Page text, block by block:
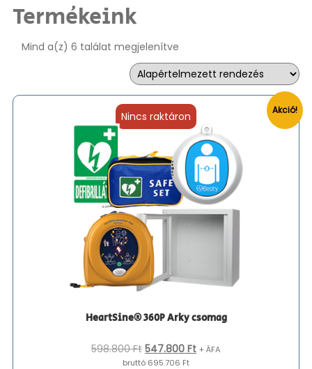
Termékeink
Mind a(z) 6 találat megjelenítve
Nincs raktáron Akció!
HeartSine® 360P Arky csomag
598.800Ft Original
price
547.800 FtCurrent
+ ÁFA
bruttó 695.706 Ft